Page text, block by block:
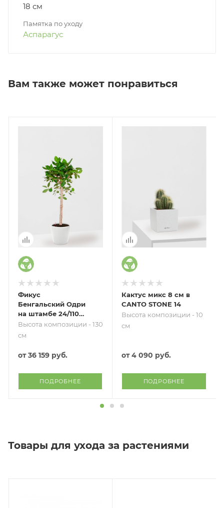
18 см
Памятка по уходу
Аспарагус
Вам также может понравиться
Фикус
Бенгальский Одри
на штамбе 24/110
см в CLASSICO LS
35
Высота композиции - 130
см
от36 159 руб.
ПОДРОБНЕЕ
Кактус микс 8 см в
CANTO STONE 14
Высота композиции - 10
см
от4 090 руб.
ПОДРОБНЕЕ
Товары для ухода за растениями